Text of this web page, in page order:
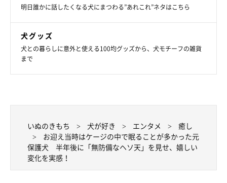
明日誰かに話したくなる犬にまつわる”あれこれ”ネタはこちら
犬グッズ
犬との暮らしに意外と使える100均グッズから、犬モチーフの雑貨
まで
いぬのきもち 犬が好き エンタメ
癒し
お迎え当時はケージの中で眠ることが多かった元
保護犬 半年後に「無防備なヘソ天」を見せ、嬉しい
変化を実感！